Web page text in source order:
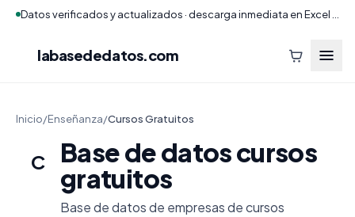
labasededatos.com
Inicio/Enseñanza/Cursos Gratuitos
C
Base de datos cursos
gratuitos
Base de datos de empresas de cursos